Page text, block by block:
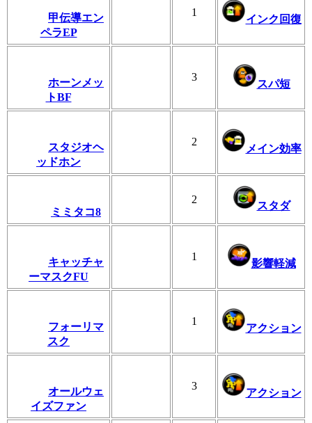
甲伝導エン
ペラEP
1
インク回復
ホーンメッ
トBF
3
スパ短
スタジオヘ
ッドホン
2
メイン効率
ミミタコ8
2
スタダ
キャッチャ
ーマスクFU
1
影響軽減
フォーリマ
スク
1
アクション
オールウェ
イズファン
3
アクション